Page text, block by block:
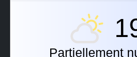
Partiellement